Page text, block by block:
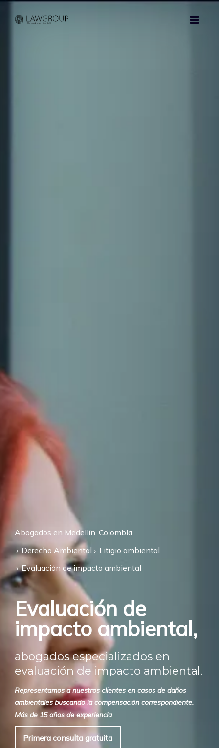
Abogados en Medellín, Colombia
Derecho Ambiental
Litigio ambiental
Evaluación de impacto ambiental
Evaluación de
impacto ambiental,
abogados especializados en
evaluación de impacto ambiental.
Representamos a nuestros clientes en casos de daños
ambientales buscando la compensación correspondiente.
Más de 15 años de experiencia
Primera consulta gratuita